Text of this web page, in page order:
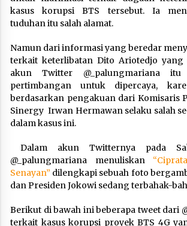
kasus korupsi BTS tersebut. Ia
tuduhan itu salah alamat.
Namun dari informasi yang beredar
terkait keterlibatan Dito Ariotedjo yang
akun Twitter @_palungmariana
pertimbangan untuk dipercaya,
berdasarkan pengakuan dari Komisaris
Sinergy Irwan Hermawan selaku salah
dalam kasus ini.
Dalam akun Twitternya pada
@_palungmariana menuliskan
Senayan” dilengkapi sebuah foto
dan Presiden Jokowi sedang terbahak-
Berikut di bawah ini beberapa tweet dari
terkait kasus korupsi proyek BTS 4G